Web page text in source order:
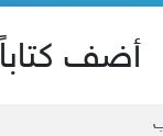
أضف كتاباً